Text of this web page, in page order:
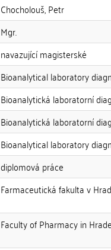
Chocholouš, Petr
Mgr.
navazující magisterské
Bioanalytical laboratory
Bioanalytická laboratorní
Bioanalytická laboratorní
Bioanalytical laboratory
diplomová práce
Farmaceutická fakulta v
Faculty of Pharmacy in